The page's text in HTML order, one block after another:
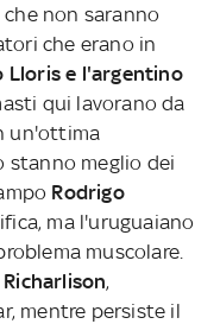
non saranno
che erano in
Lloris e l'argentino
qui lavorano da
un'ottima
stanno meglio dei
Rodrigo
ma l'uruguaiano
muscolare.
Richarlison,
mentre persiste il